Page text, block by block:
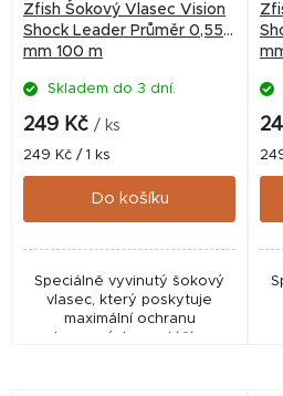
Zfish Šokový Vlasec Vision
Shock Leader Průměr 0,55
mm 100 m
Skladem do 3 dní.
249 Kč / ks
Měrná
cena:
249 Kč / 1 ks
Do košíku
Speciálně vyvinutý šokový
vlasec, který poskytuje
maximální ochranu
koncových montáží v